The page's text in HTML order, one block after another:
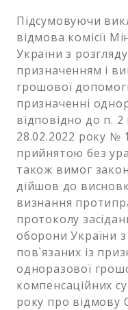
Підсумовуючи
відмова комісії
України з
призначенням і
грошової
призначенні
відповідно до п.
28.02.2022 року №
прийнятою без
також вимог
дійшов до
визнання
протоколу
оборони України
пов`язаних із
одноразової
компенсаційних
року про відмову